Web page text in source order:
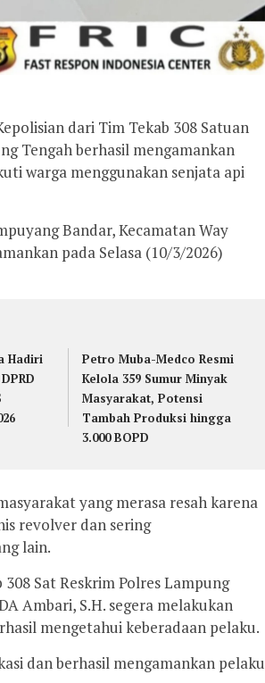
dari Tim Tekab 308 Satuan
Tengah berhasil mengamankan
warga menggunakan senjata api
Bandar, Kecamatan Way
pada Selasa (10/3/2026)
Hadiri
Petro Muba-Medco Resmi
Kelola 359 Sumur Minyak
Masyarakat, Potensi
Tambah Produksi hingga
3.000 BOPD
yang merasa resah karena
revolver dan sering
lain.
Sat Reskrim Polres Lampung
Ambari, S.H. segera melakukan
mengetahui keberadaan pelaku.
dan berhasil mengamankan pelaku